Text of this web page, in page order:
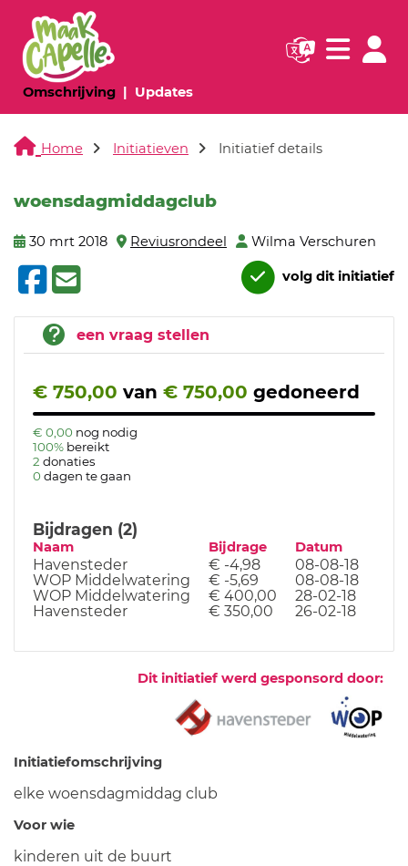
Omschrijving(huidige pagina)
Updates(huidige pagina)
Navigatie
Home Initiatieven Initiatief details
woensdagmiddagclub
30 mrt 2018 Reviusrondeel Wilma Verschuren
volg dit initiatief
een vraag stellen
€ 750,00 van € 750,00 gedoneerd
€ 0,00 nog nodig
100% bereikt
2 donaties
0 dagen te gaan
Bijdragen (2)
Naam Bijdrage Datum
Havensteder € -4,98
08-08-18
WOP Middelwatering
€ -5,69
08-08-18
WOP Middelwatering
€ 400,00
28-02-18
Havensteder
€ 350,00 26-02-18
Dit initiatief werd gesponsord door:
Initiatiefomschrijving
elke woensdagmiddag club
Voor wie
kinderen uit de buurt